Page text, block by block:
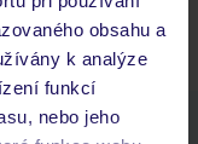
obsahu a
k analýze
funkcí
nebo jeho
TUI